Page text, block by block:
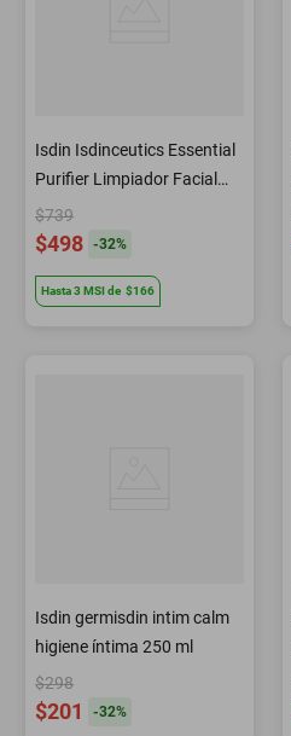
Isdin Isdinceutics Essential
Purifier Limpiador Facial
Profundo 150 ml
$739
$498 -32%
Hasta3 MSIde $166
Isdin germisdin intim calm
higiene í­ntima 250 ml
$298
$201 -32%